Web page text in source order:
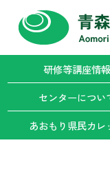
研修等講座情報
センターについ
あおもり県民カレ